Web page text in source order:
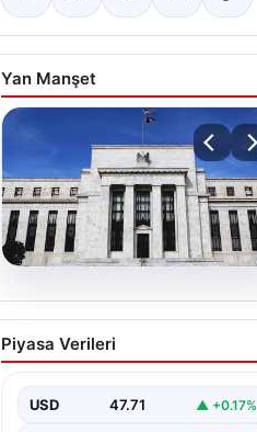
Yan Manşet
06.08.2026
Fed faizi sabit tuttu
Piyasa Verileri
USD 47.71 ▲ +0.17%